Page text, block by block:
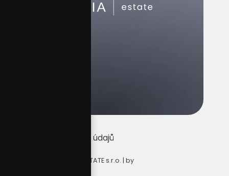
Ochrana osobních údajů
Copyright © 2026 RENTIA ESTATE s.r.o. | by